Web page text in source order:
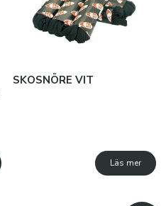
SKOSNÖRE VIT
Läs mer